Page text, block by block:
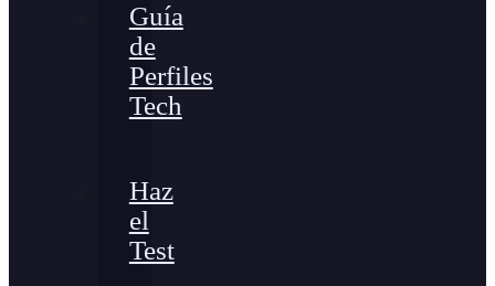
Guía
de
Perfiles
Tech
Haz
el
Test